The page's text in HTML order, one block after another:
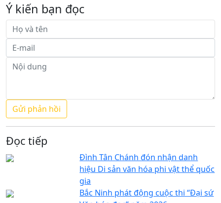
Ý kiến bạn đọc
Đọc tiếp
Đình Tân Chánh đón nhận danh
hiệu Di sản văn hóa phi vật thể quốc
gia
Bắc Ninh phát động cuộc thi “Đại sứ